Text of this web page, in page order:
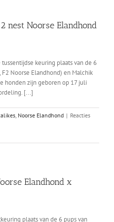
nest Noorse Elandhond
keuring plaats van de 6
F2 Noorse Elandhond) en Malchik
honden zijn geboren op 17 juli
[...]
, Noorse Elandhond | Reacties
Elandhond x
plaats van de 6 pups van